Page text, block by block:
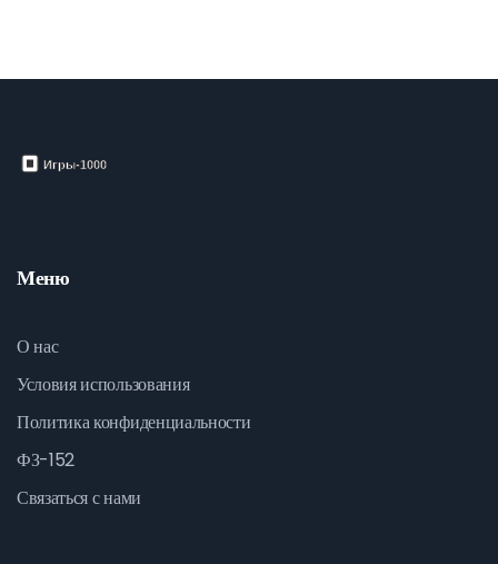
Меню
О нас
Условия использования
Политика конфиденциальности
ФЗ-152
Связаться с нами